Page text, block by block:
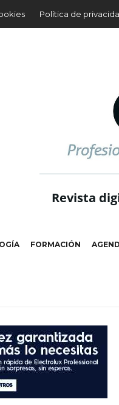
Política de
Revista
FORMACIÓN